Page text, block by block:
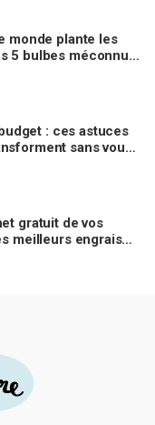
monde plante les
5 bulbes méconnus
: ces astuces
sans vous
gratuit de vos
meilleurs engrais